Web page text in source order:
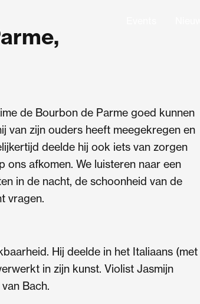
de Bourbon de Parme goed kunnen
van zijn ouders heeft meegekregen en
deelde hij ook iets van zorgen
afkomen. We luisteren naar een
in de nacht, de schoonheid van de
vragen.
Hij deelde in het Italiaans (met
in zijn kunst. Violist Jasmijn
Bach.